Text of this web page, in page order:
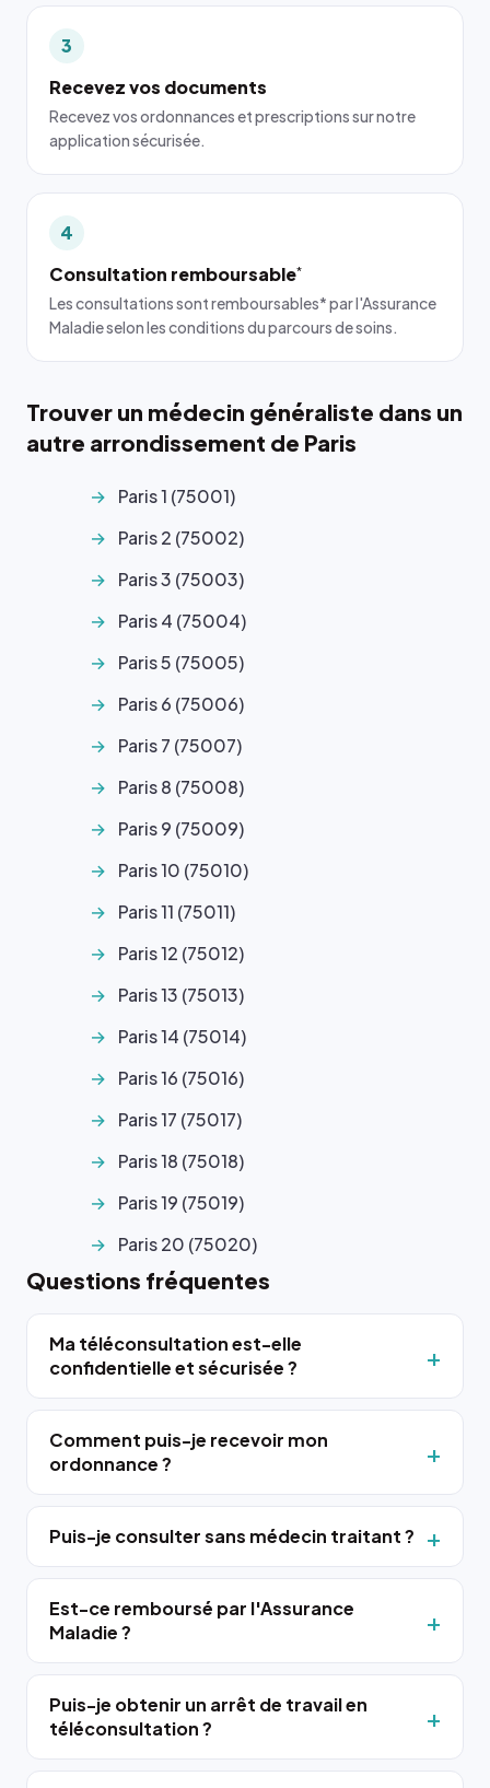
3
Recevez vos documents
Recevez vos ordonnances et prescriptions sur notre
application sécurisée.
4
Consultation remboursable*
Les consultations sont remboursables* par l'Assurance
Maladie selon les conditions du parcours de soins.
Trouver un médecin généraliste dans un
autre arrondissement de Paris
Paris 1 (75001)
Paris 2 (75002)
Paris 3 (75003)
Paris 4 (75004)
Paris 5 (75005)
Paris 6 (75006)
Paris 7 (75007)
Paris 8 (75008)
Paris 9 (75009)
Paris 10 (75010)
Paris 11 (75011)
Paris 12 (75012)
Paris 13 (75013)
Paris 14 (75014)
Paris 16 (75016)
Paris 17 (75017)
Paris 18 (75018)
Paris 19 (75019)
Paris 20 (75020)
Questions fréquentes
Ma téléconsultation est-elle
confidentielle et sécurisée ?
Comment puis-je recevoir mon
ordonnance ?
Puis-je consulter sans médecin traitant ?
Est-ce remboursé par l'Assurance
Maladie ?
Puis-je obtenir un arrêt de travail en
téléconsultation ?